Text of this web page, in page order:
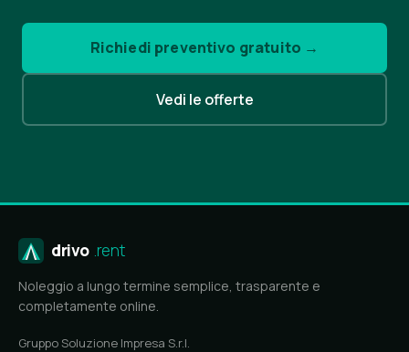
Richiedi preventivo gratuito →
Vedi le offerte
drivo .rent
Noleggio a lungo termine semplice, trasparente e
completamente online.
Gruppo Soluzione Impresa S.r.l.